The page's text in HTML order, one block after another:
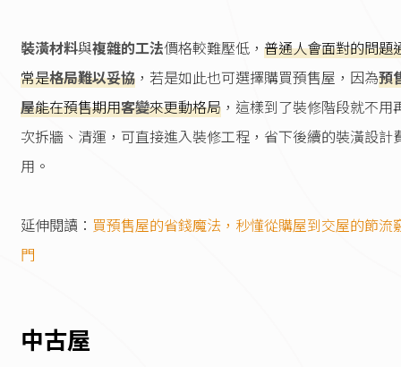
裝潢材料與複雜的工法價格較難壓低， 普通人會面對的問題
常是格局難以妥協 ，若是如此也可選擇購買預售屋，因為預
屋能在預售期用客變來更動格局 ，這樣到了裝修階段就不用
次拆牆、清運，可直接進入裝修工程，省下後續的裝潢設計
用。
延伸閱讀： 買預售屋的省錢魔法，秒懂從購屋到交屋的節流
門
中古屋